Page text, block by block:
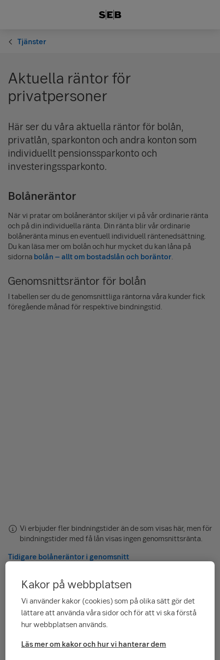
Tjänster
Aktuella räntor för
privatpersoner
Här ser du våra aktuella räntor för bolån,
privatlån, sparkonton och andra konton som
individuellt pensionssparkonto och
investeringssparkonto.
Bolåneräntor
När vi pratar om bolåneräntor skiljer vi på vår ordinarie ränta
och på din individuella ränta. Din ränta blir vår ordinarie
bolåneränta minus en eventuell individuell räntenedsättning.
Du kan läsa mer om bolån och hur mycket du kan låna på
sidorna bolån – allt om bostadslån och boräntor.
Genomsnittsräntor för bolån
I tabellen ser du de genomsnittliga räntorna våra kunder fick
föregående månad för respektive bindningstid.
Vi erbjuder fler bindningstider än de som visas här, men för
bindningstider med få lån visas ingen genomsnittsränta.
Tidigare bolåneräntor i genomsnitt
Visa genomsnittsräntan för andra typer av
bostadslån med rörlig ränta
Ordinarie bolåneräntor – vårt listpris
Här ser du vår ordinarie bolåneränta för olika bindningstider,
Kakor på webbplatsen
Vi använder kakor (cookies) som på olika sätt gör det
lättare att använda våra sidor och för att vi ska förstå
hur webbplatsen används.
Läs mer om kakor och hur vi hanterar dem